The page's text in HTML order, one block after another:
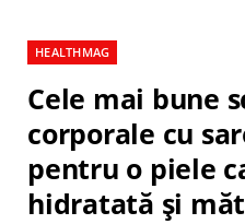
HEALTHMAG
Cele mai bune
corporale cu
pentru o piele
hidratată și